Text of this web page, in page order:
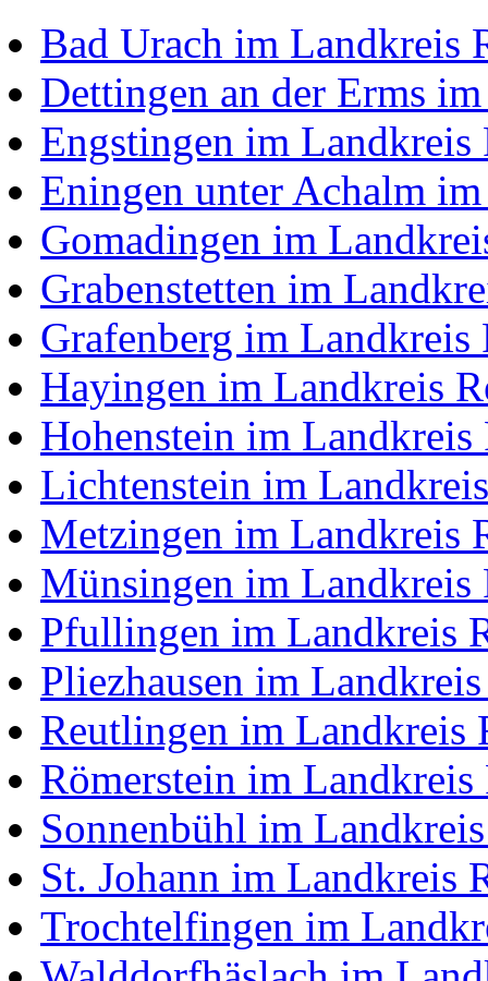
Bad Urach im Landkreis
Dettingen an der Erms
Engstingen im Landkreis
Eningen unter Achalm
Gomadingen im
Grabenstetten im
Grafenberg im Landkreis
Hayingen im Landkreis
Hohenstein im Landkreis
Lichtenstein im
Metzingen im Landkreis
Münsingen im Landkreis
Pfullingen im Landkreis
Pliezhausen im
Reutlingen im Landkreis
Römerstein im
Sonnenbühl im
St. Johann im Landkreis
Trochtelfingen im